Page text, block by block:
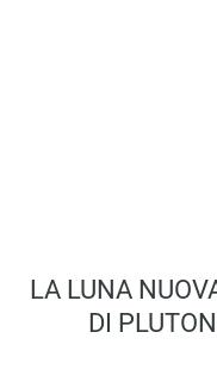
LA LUNA
DI